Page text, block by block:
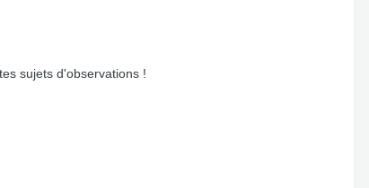
sujets d'observations !